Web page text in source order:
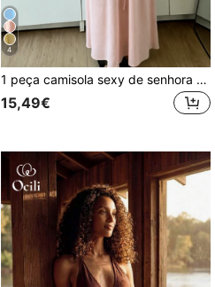
4
1 peça camisola sexy de senhora com alças finas e costas nuas
15,49€